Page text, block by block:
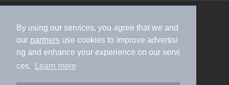
By using our services, you agree that we and
our partners use cookies to improve advertisi
ng and enhance your experience on our servi
ces.
Learn more
加盟店募集（資料請求）
広告出稿のご案内
利用規約
ライフスタイルMEMBERS+規約
特定商取引法に基づく表記
ヘルプ
採用情報
運営会社